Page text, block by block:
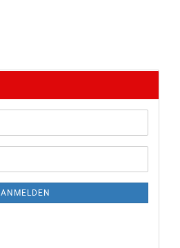
ANMELDEN